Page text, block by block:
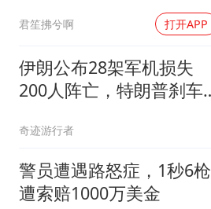
君笙拂兮啊 打开APP
伊朗公布28架军机损失
200人阵亡，特朗普刹车
奇迹游行者
警员遭遇路怒症，1秒6枪
遭索赔1000万美金